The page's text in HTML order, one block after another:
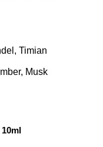
Timian
Musk